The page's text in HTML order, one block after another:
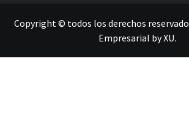
Copyright © todos los derechos
Empresarial byXU.